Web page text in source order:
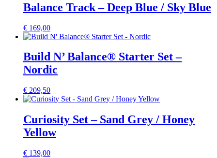
Balance Track – Deep Blue / Sky Blue
€ 169,00
Build N’ Balance® Starter Set –
Nordic
€ 209,50
Curiosity Set – Sand Grey / Honey
Yellow
€ 139,00